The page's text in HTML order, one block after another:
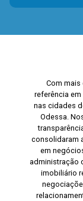
Com mais
referência
nas cidades
Odessa.
consolidaram
em
administração
imobiliário